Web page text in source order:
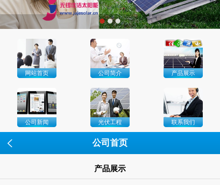
网站首页 公司简介 产品展示
公司新闻 光伏工程 联系我们
公司首页
产品展示